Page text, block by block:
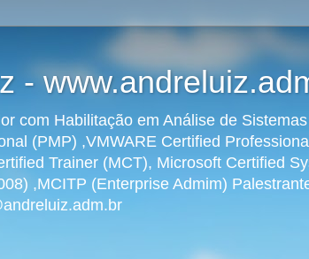
-
com Habilitação em Análise de
(PMP) ,VMWARE Certified
Trainer (MCT), Microsoft Certified
,MCITP (Enterprise Admim)